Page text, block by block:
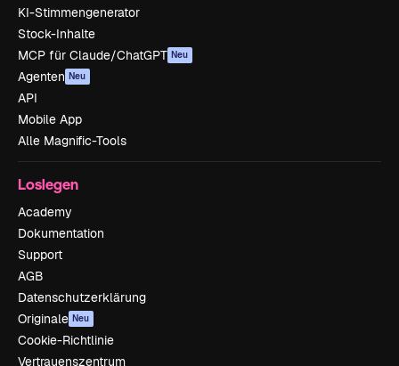
KI-Stimmengenerator
Stock-Inhalte
MCP für Claude/ChatGPT Neu
Agenten Neu
API
Mobile App
Alle Magnific-Tools
Loslegen
Academy
Dokumentation
Support
AGB
Datenschutzerklärung
Originale Neu
Cookie-Richtlinie
Vertrauenszentrum